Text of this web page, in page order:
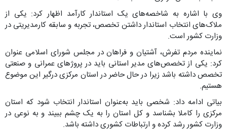
وی با اشاره به شاخصه‌های یک استاندار کارآمد اظهار کرد: یکی از
ملاک‌های انتخاب استاندار داشتن تخصص، تجربه و سابقه کارمدیریتی در
وزارت کشور است.
نماینده مردم تفرش، آشتیان و فراهان در مجلس شورای اسلامی عنوان
کرد: یکی از تخصص‌های مدیر استانی باید در پروژهای عمرانی و صنعتی
تخصص داشته باشد زیرا در حال حاضر در استان مرکزی درگیر این موضوع
هستیم.
بیاتی ادامه داد: شخصی باید به‌عنوان استاندار انتخاب شود که استان
مرکزی را کاملا بشناسد و کل استان را به یک چشم ببیند و به نوعی در
وزارت کشور رشد کرده و ارتباطات کشوری داشته باشد.